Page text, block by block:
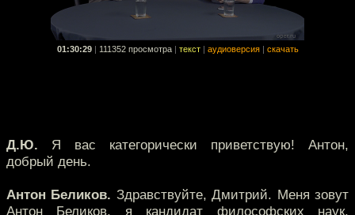
01:30:29 111352 просмотра текст аудиоверсия скачать
Д.Ю. Я вас категорически приветствую! Антон,
добрый день.
Антон Беликов. Здравствуйте, Дмитрий. Меня зовут
Антон Беликов, я кандидат философских наук,